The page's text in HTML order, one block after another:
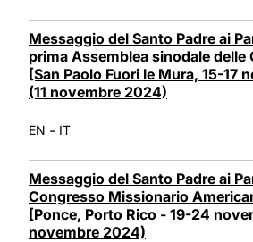
Messaggio del Santo Padre ai
prima Assemblea sinodale delle
[San Paolo Fuori le Mura, 15-17
(11 novembre 2024)
EN - IT
Messaggio del Santo Padre ai
Congresso Missionario
[Ponce, Porto Rico - 19-24
novembre 2024)